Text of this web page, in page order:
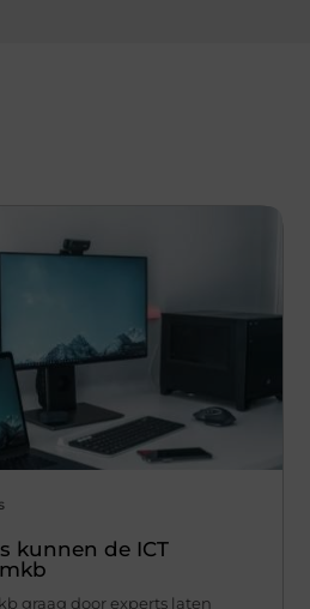
kunnen de ICT
graag door experts laten